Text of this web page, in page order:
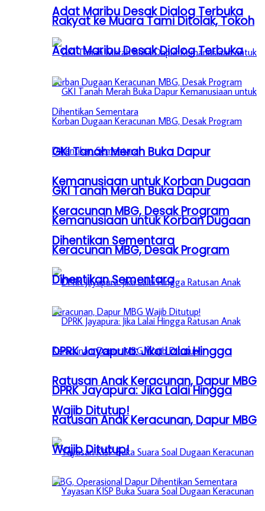
Adat Maribu Desak Dialog Terbuka
GKI Tanah Merah Buka Dapur
Kemanusiaan untuk Korban Dugaan
Keracunan MBG, Desak Program
Dihentikan Sementara
DPRK Jayapura: Jika Lalai Hingga
Ratusan Anak Keracunan, Dapur MBG
Wajib Ditutup!
Rakyat ke Muara Tami Ditolak, Tokoh
Adat Maribu Desak Dialog Terbuka
GKI Tanah Merah Buka Dapur
Kemanusiaan untuk Korban Dugaan
Keracunan MBG, Desak Program
Dihentikan Sementara
DPRK Jayapura: Jika Lalai Hingga
Ratusan Anak Keracunan, Dapur MBG
Wajib Ditutup!